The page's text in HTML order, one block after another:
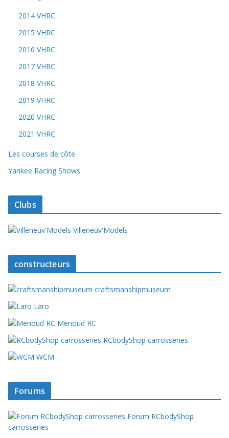
2014 VHRC
2015 VHRC
2016 VHRC
2017 VHRC
2018 VHRC
2019 VHRC
2020 VHRC
2021 VHRC
Les courses de côte
Yankee Racing Shows
Clubs
Villeneuv'Models
constructeurs
craftsmanshipmuseum
Laro
Menoud RC
RCbodyShop carrosseries
WCM
Forums
Forum RCbodyShop
carrosseries